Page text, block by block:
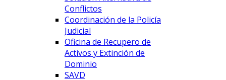
Conflictos
Coordinación de la Policía
Judicial
Oficina de Recupero de
Activos y Extinción de
Dominio
SAVD